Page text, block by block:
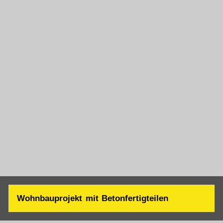
Wohnbauprojekt mit Betonfertigteilen